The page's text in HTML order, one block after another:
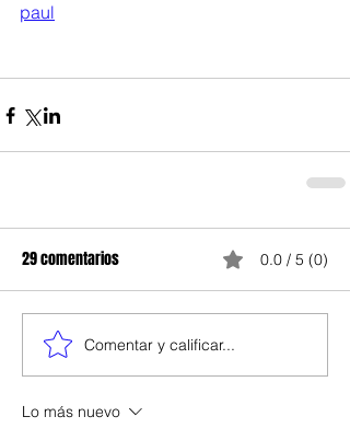
paul
29 comentarios 0.0 / 5 (0)
Comentar y calificar...
Lo más nuevo